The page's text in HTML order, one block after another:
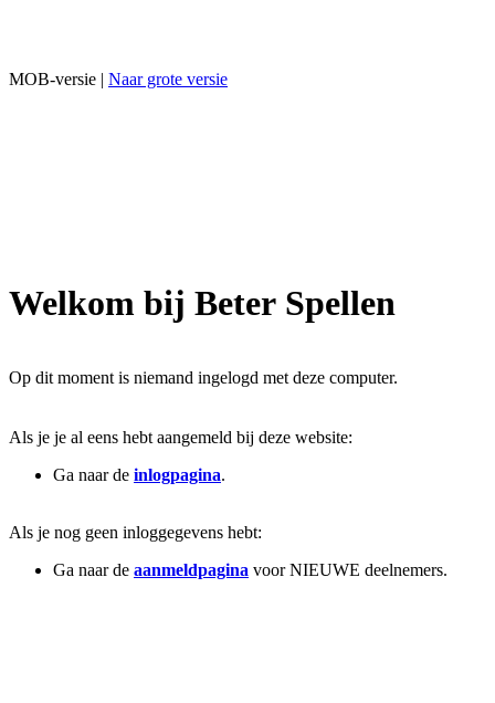
MOB-versie | Naar grote versie
Welkom bij Beter Spellen
Op dit moment is niemand ingelogd met deze computer.
Als je je al eens hebt aangemeld bij deze website:
Ga naar de inlogpagina.
Als je nog geen inloggegevens hebt:
Ga naar de aanmeldpagina voor NIEUWE deelnemers.